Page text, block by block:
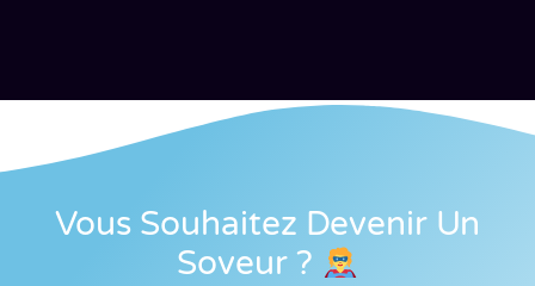
Vous Souhaitez Devenir Un
Soveur ?